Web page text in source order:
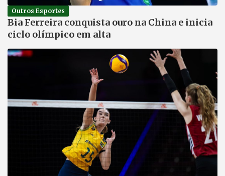
Outros Esportes
Bia Ferreira conquista ouro na China e inicia
ciclo olímpico em alta